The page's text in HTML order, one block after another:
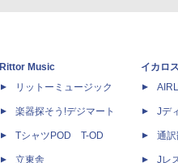
Rittor Music
リットーミュージック
楽器探そう!デジマート
TシャツPOD T-OD
立東舎
イカロ
Jデ
通
Jレ